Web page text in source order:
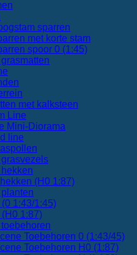
sparren
met korte stam
spoor 0 (1:45)
met kalksteen
Line
Mini-Diorama
line
(H0 1:87)
1:43/1:45)
1:87)
Toebehoren 0 (1:43/45)
Toebehoren H0 (1:87)